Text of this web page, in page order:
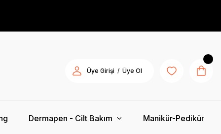
Üye Girişi / Üye Ol
Dermapen - Cilt Bakım Manikür-Pedikür